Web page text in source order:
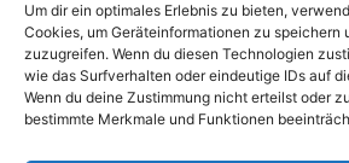
Um dir ein optimales Erlebnis zu bieten,
Cookies, um Geräteinformationen zu speichern
zuzugreifen. Wenn du diesen Technologien
wie das Surfverhalten oder eindeutige IDs auf
Wenn du deine Zustimmung nicht erteilst oder
bestimmte Merkmale und Funktionen